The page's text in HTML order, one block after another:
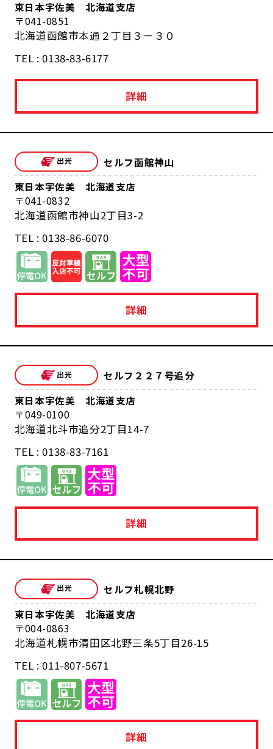
東日本宇佐美 北海道支店
041-0851
北海道函館市本通２丁目３－３０
TEL : 0138-83-6177
詳細
セルフ函館神山
東日本宇佐美 北海道支店
041-0832
北海道函館市神山2丁目3-2
TEL : 0138-86-6070
詳細
セルフ２２７号追分
東日本宇佐美 北海道支店
049-0100
北海道北斗市追分2丁目14-7
TEL : 0138-83-7161
詳細
セルフ札幌北野
東日本宇佐美 北海道支店
004-0863
北海道札幌市清田区北野三条5丁目26-15
TEL : 011-807-5671
詳細